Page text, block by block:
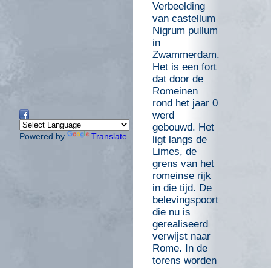
Powered by Translate
Verbeelding
van castellum
Nigrum pullum
in
Zwammerdam.
Het is een fort
dat door de
Romeinen
rond het jaar 0
werd
gebouwd. Het
ligt langs de
Limes, de
grens van het
romeinse rijk
in die tijd. De
belevingspoort
die nu is
gerealiseerd
verwijst naar
Rome. In de
torens worden